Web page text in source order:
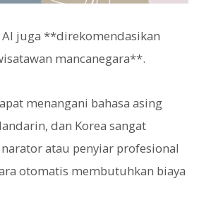
AI juga **direkomendasikan
mancanegara**.
menangani bahasa asing
dan Korea sangat
atau penyiar profesional
otomatis membutuhkan biaya